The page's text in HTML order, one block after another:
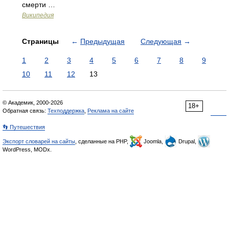
смерти …
Википедия
Страницы ← Предыдущая Следующая →
1 2 3 4 5 6 7 8
9
10
11 12 13
18+
© Академик, 2000-2026
Обратная связь: Техподдержка Реклама на сайте
👣 Путешествия
Экспорт словарей на сайты , сделанные на PHP, Joomla,
Drupal,
WordPress, MODx.